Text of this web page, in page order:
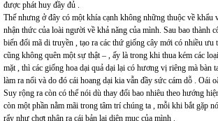
được phát huy đầy đủ .
Thế nhưng ở đây có một khía cạnh không những thuộc về khẩu
nhận thức của loài người về khả năng của mình. Sau bao thành
biến đổi mã di truyền , tạo ra các thứ giống cây mới có nhiều ưu
cũng không quên một sự thật – , ấy là trong khi thua kém các
mặt , thì các giống hoa dại quả dại lại có hương vị riêng mà bàn
làm ra nổi và do đó cái hoang dại kia vẫn đầy sức cám dỗ . Oái
Suy rộng ra còn có thể nói dù thay đổi bao nhiêu theo hướng
còn một phần nằm mãi trong tâm trí chúng ta , mỗi khi bắt gặp
rẩy như chợt nhận ra cái bản lai diện mục của mình .